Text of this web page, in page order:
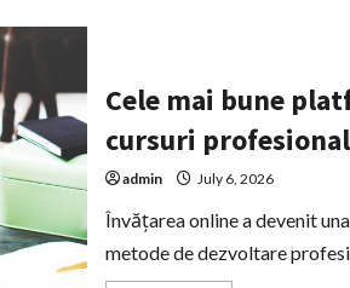
Cele mai bune
cursuri
admin July 6, 2026
Învățarea online a devenit
metode de dezvoltare